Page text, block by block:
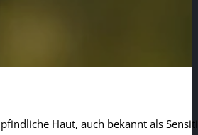
Haut, auch bekannt als